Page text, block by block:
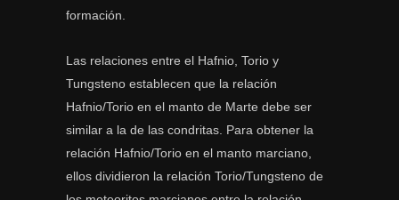
formación.
Las relaciones entre el Hafnio, Torio y
Tungsteno establecen que la relación
Hafnio/Torio en el manto de Marte debe ser
similar a la de las condritas. Para obtener la
relación Hafnio/Torio en el manto marciano,
ellos dividieron la relación Torio/Tungsteno de